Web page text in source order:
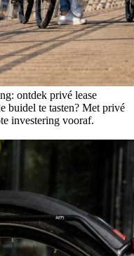
ontdek privé lease
buidel te tasten? Met privé
investering vooraf.